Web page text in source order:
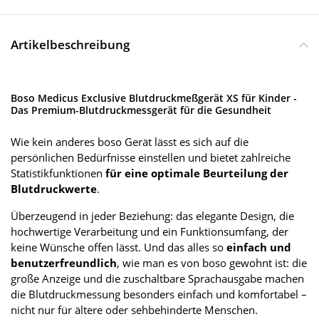
Artikelbeschreibung
Boso Medicus Exclusive Blutdruckmeßgerät XS für Kinder -
Das Premium-Blutdruckmessgerät für die Gesundheit
Wie kein anderes boso Gerät lässt es sich auf die
persönlichen Bedürfnisse einstellen und bietet zahlreiche
Statistikfunktionen für eine optimale Beurteilung der
Blutdruckwerte.
Überzeugend in jeder Beziehung: das elegante Design, die
hochwertige Verarbeitung und ein Funktionsumfang, der
keine Wünsche offen lässt. Und das alles so einfach und
benutzerfreundlich, wie man es von boso gewohnt ist: die
große Anzeige und die zuschaltbare Sprachausgabe machen
die Blutdruckmessung besonders einfach und komfortabel –
nicht nur für ältere oder sehbehinderte Menschen.